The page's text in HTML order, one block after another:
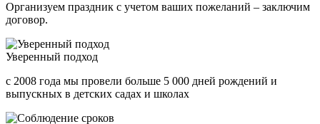
Организуем праздник с учетом ваших пожеланий – заключим
договор.
Уверенный подход
с 2008 года мы провели больше 5 000 дней рождений и
выпускных в детских садах и школах